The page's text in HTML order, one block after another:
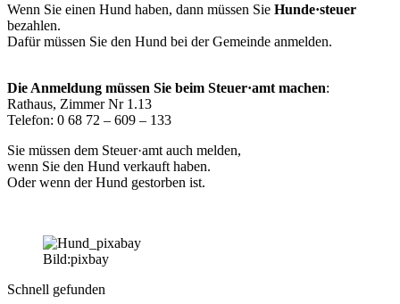
Wenn Sie einen Hund haben, dann müssen Sie Hunde·steuer
bezahlen.
Dafür müssen Sie den Hund bei der Gemeinde anmelden.
Die Anmeldung müssen Sie beim Steuer·amt machen:
Rathaus, Zimmer Nr 1.13
Telefon: 0 68 72 – 609 – 133
Sie müssen dem Steuer·amt auch melden,
wenn Sie den Hund verkauft haben.
Oder wenn der Hund gestorben ist.
Bild:pixbay
Schnell gefunden